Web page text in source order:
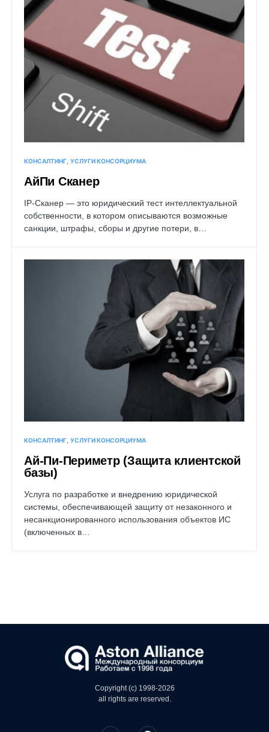
КОНСАЛТИНГ УСЛУГИ КОНСОРЦИУМА
АйПи Сканер
IP-Cканер — это юридический тест интеллектуальной
собственности, в котором описываются возможные
санкции, штрафы, сборы и другие потери, в…
КОНСАЛТИНГ УСЛУГИ КОНСОРЦИУМА
Ай-Пи-Периметр (Защита клиентской
базы)
Услуга по разработке и внедрению юридической
системы, обеспечивающей защиту от незаконного и
несанкционированного использования объектов ИС
(включенных в…
Copyright (c) 1998-2026
all rights are reserved.